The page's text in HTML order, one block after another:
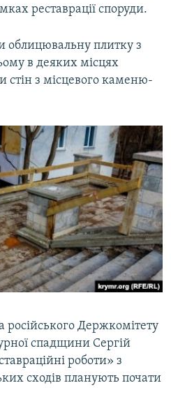
реставрації споруди.
облицювальну плитку з
в деяких місцях
стін з місцевого каменю-
російського Держкомітету
спадщини Сергій
роботи» з
сходів планують почати